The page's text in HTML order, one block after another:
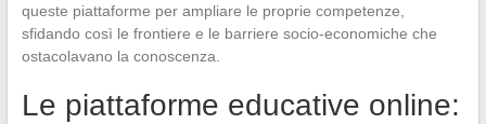
queste piattaforme per ampliare le proprie competenze,
sfidando così le frontiere e le barriere socio-economiche che
ostacolavano la conoscenza.
Le piattaforme educative online: